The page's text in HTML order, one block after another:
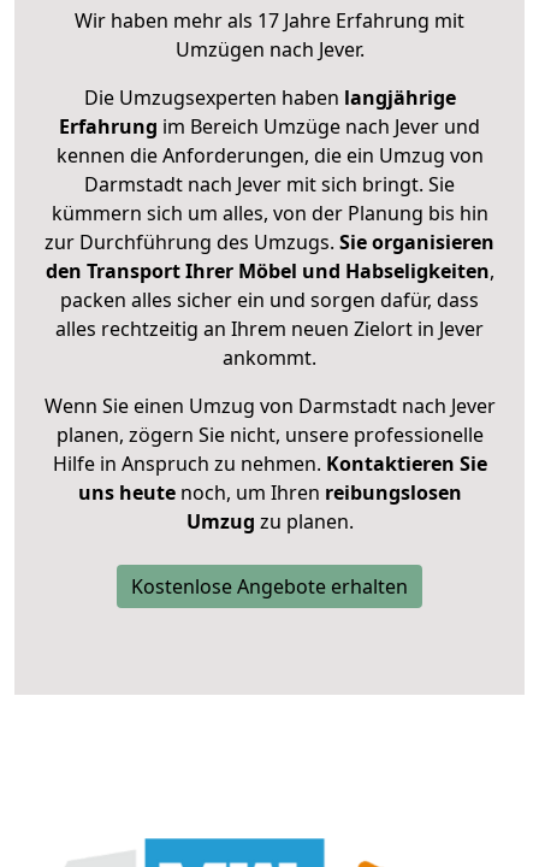
Wir haben mehr als 17 Jahre Erfahrung mit
Umzügen nach Jever.
Die Umzugsexperten haben langjährige
Erfahrung im Bereich Umzüge nach Jever und
kennen die Anforderungen, die ein Umzug von
Darmstadt nach Jever mit sich bringt. Sie
kümmern sich um alles, von der Planung bis hin
zur Durchführung des Umzugs. Sie organisieren
den Transport Ihrer Möbel und Habseligkeiten,
packen alles sicher ein und sorgen dafür, dass
alles rechtzeitig an Ihrem neuen Zielort in Jever
ankommt.
Wenn Sie einen Umzug von Darmstadt nach Jever
planen, zögern Sie nicht, unsere professionelle
Hilfe in Anspruch zu nehmen. Kontaktieren Sie
uns heutenoch, um Ihren reibungslosen
Umzug zu planen.
Kostenlose Angebote erhalten